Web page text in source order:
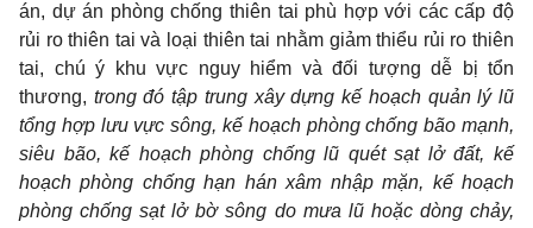
án, dự án phòng chống thiên tai phù hợp với các cấp độ
rủi ro thiên tai và loại thiên tai nhằm giảm thiểu rủi ro thiên
tai, chú ý khu vực nguy hiểm và đối tượng dễ bị tổn
thương, trong đó tập trung xây dựng kế hoạch quản lý lũ
tổng hợp lưu vực sông, kế hoạch phòng chống bão mạnh,
siêu bão, kế hoạch phòng chống lũ quét sạt lở đất, kế
hoạch phòng chống hạn hán xâm nhập mặn, kế hoạch
phòng chống sạt lở bờ sông do mưa lũ hoặc dòng chảy,